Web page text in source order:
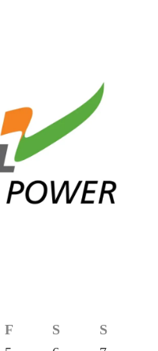
F S
S